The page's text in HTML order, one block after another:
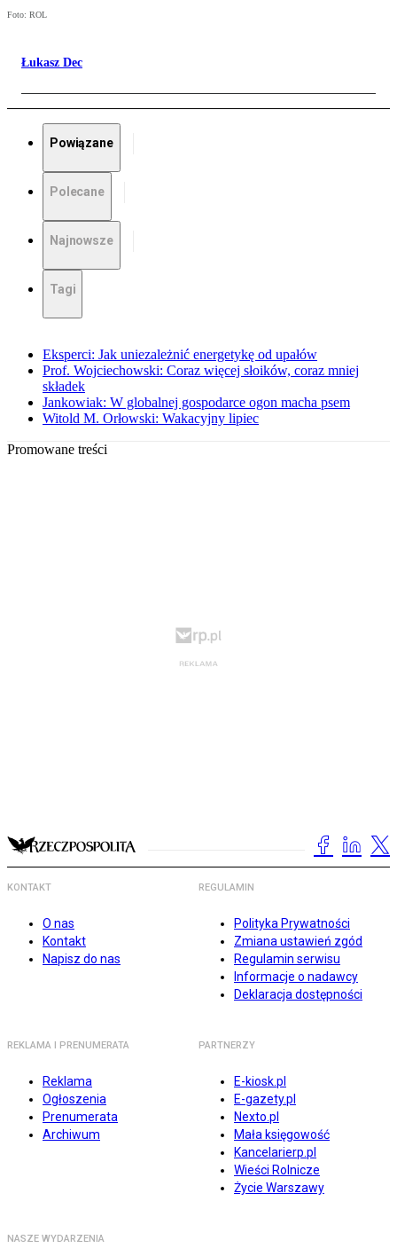
Foto: ROL
Łukasz Dec
Powiązane
Polecane
Najnowsze
Tagi
Eksperci: Jak uniezależnić energetykę od upałów
Prof. Wojciechowski: Coraz więcej słoików, coraz mniej
składek
Jankowiak: W globalnej gospodarce ogon macha psem
Witold M. Orłowski: Wakacyjny lipiec
Promowane treści
KONTAKT
O nas
Kontakt
Napisz do nas
REGULAMIN
Polityka Prywatności
Zmiana ustawień zgód
Regulamin serwisu
Informacje o nadawcy
Deklaracja dostępności
REKLAMA I PRENUMERATA
Reklama
Ogłoszenia
Prenumerata
Archiwum
PARTNERZY
E-kiosk.pl
E-gazety.pl
Nexto.pl
Mała księgowość
Kancelarierp.pl
Wieści Rolnicze
Życie Warszawy
NASZE WYDARZENIA